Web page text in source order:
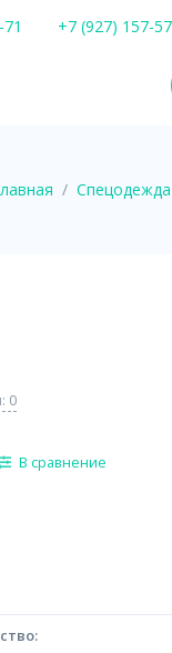
+7 (927) 157-
Спецодежда
0
В сравнение